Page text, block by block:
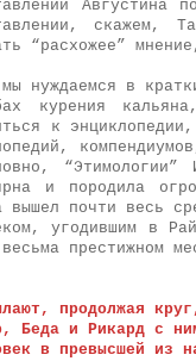
скажем,
“расхожее”
нуждаемся в
курения
к
и породила
вышел почти весь
угодившим в
престижном
продолжая
Беда и Рикард с
в превысшей из